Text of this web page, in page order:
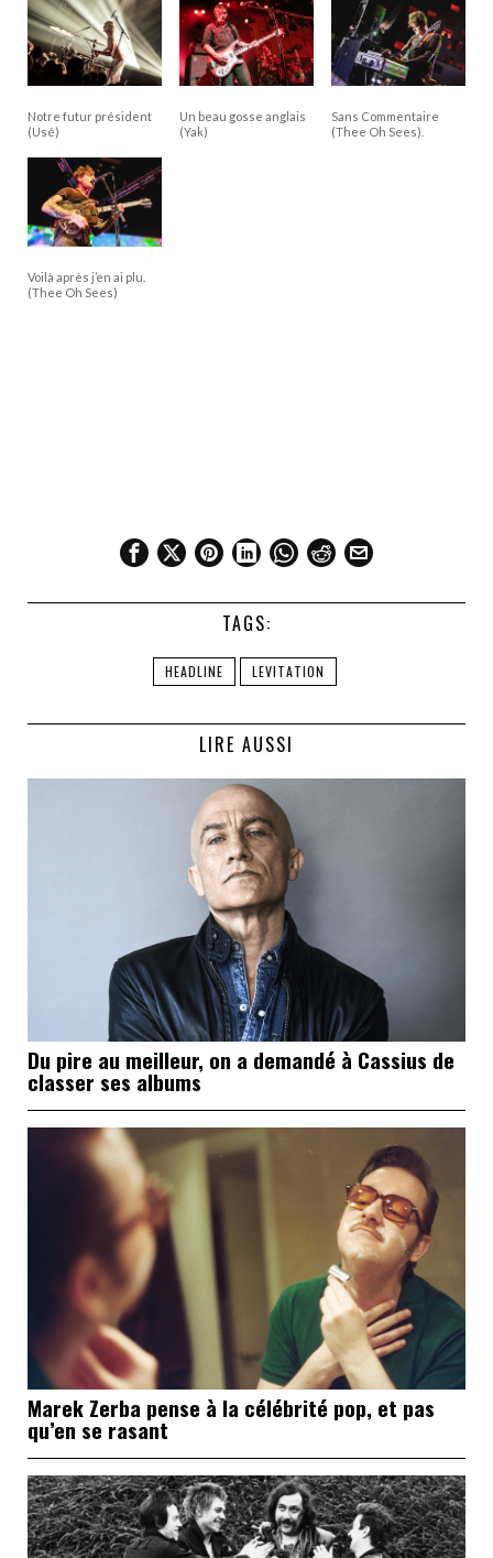
Notre futur président
(Usé)
Un beau gosse anglais
(Yak)
Sans Commentaire
(Thee Oh Sees).
Voilà après j’en ai plu.
(Thee Oh Sees)
TAGS:
HEADLINE LEVITATION
LIRE AUSSI
Du pire au meilleur, on a demandé à Cassius de
classer ses albums
Marek Zerba pense à la célébrité pop, et pas
qu’en se rasant